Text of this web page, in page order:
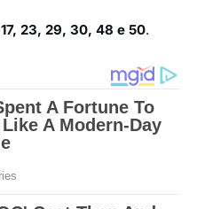
17, 23, 29, 30, 48 e 50.